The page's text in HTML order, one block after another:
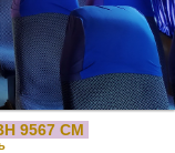
9567 CM